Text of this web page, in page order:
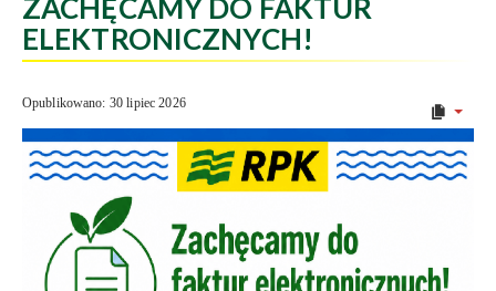
ZACHĘCAMY DO FAKTUR
ELEKTRONICZNYCH!
Opublikowano: 30 lipiec 2026